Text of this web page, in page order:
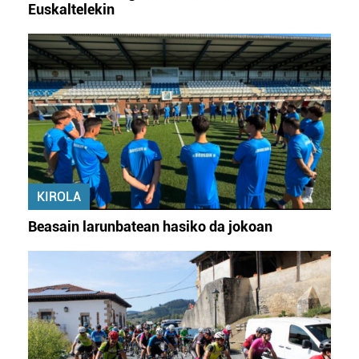
Euskaltelekin
KIROLA
Beasain larunbatean hasiko da jokoan